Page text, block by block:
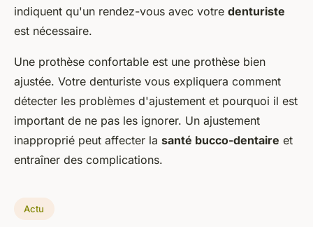
indiquent qu'un rendez-vous avec votre denturiste
est nécessaire.
Une prothèse confortable est une prothèse bien
ajustée. Votre denturiste vous expliquera comment
détecter les problèmes d'ajustement et pourquoi il est
important de ne pas les ignorer. Un ajustement
inapproprié peut affecter la santé bucco-dentaire et
entraîner des complications.
Actu